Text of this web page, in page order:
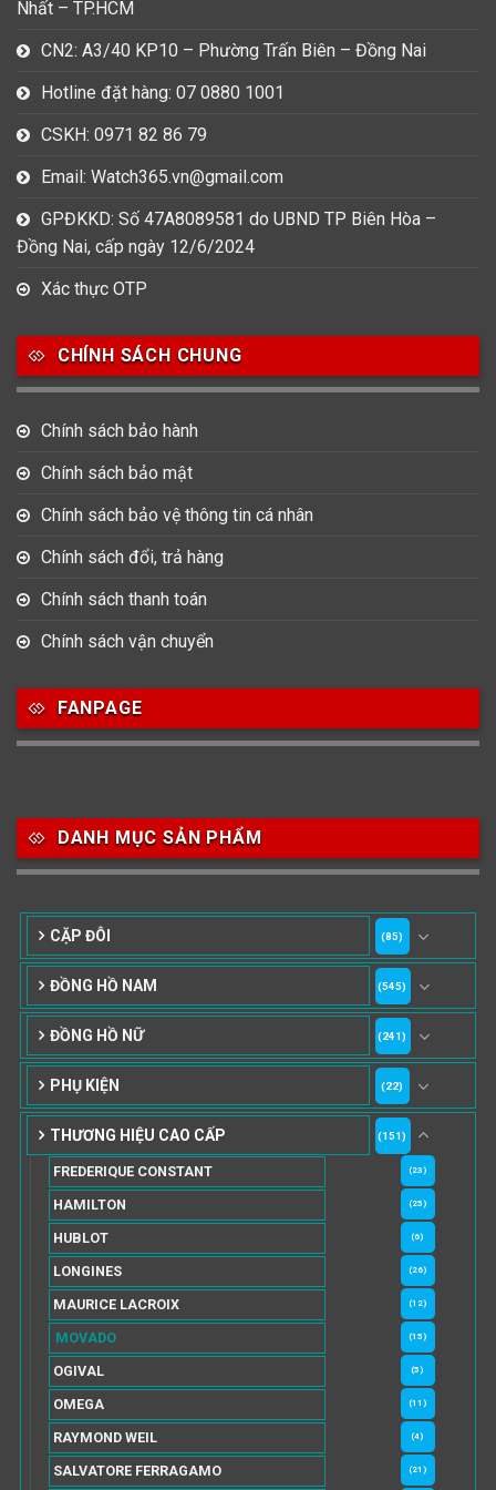
Nhất – TP.HCM
CN2: A3/40 KP10 – Phường Trấn Biên – Đồng Nai
Hotline đặt hàng: 07 0880 1001
CSKH: 0971 82 86 79
Email: Watch365.vn@gmail.com
GPĐKKD: Số 47A8089581 do UBND TP Biên Hòa –
Đồng Nai, cấp ngày 12/6/2024
Xác thực OTP
CHÍNH SÁCH CHUNG
Chính sách bảo hành
Chính sách bảo mật
Chính sách bảo vệ thông tin cá nhân
Chính sách đổi, trả hàng
Chính sách thanh toán
Chính sách vận chuyển
FANPAGE
DANH MỤC SẢN PHẨM
CẶP ĐÔI (85)
ĐỒNG HỒ NAM (545)
ĐỒNG HỒ NỮ (241)
PHỤ KIỆN (22)
THƯƠNG HIỆU CAO CẤP (151)
FREDERIQUE CONSTANT (23)
HAMILTON (25)
HUBLOT (6)
LONGINES (26)
MAURICE LACROIX (12)
MOVADO (15)
OGIVAL (5)
OMEGA (11)
RAYMOND WEIL (4)
SALVATORE FERRAGAMO (21)